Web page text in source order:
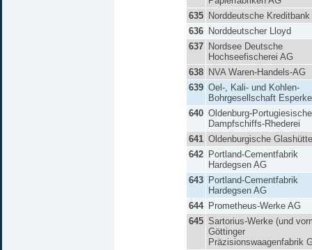
635 Norddeutsche Kreditbank
636 Norddeutscher Lloyd
637 Nordsee Deutsche
Hochseefischerei AG
638 NVA Waren-Handels-AG
639 Oel-, Kali- und Kohlen-
Bohrgesellschaft Esperke
640 Oldenburg-Portugiesische
Dampfschiffs-Rhederei
641 Oldenburgische Glashütte
642 Portland-Cementfabrik
Hardegsen AG
643 Portland-Cementfabrik
Hardegsen AG
644 Prometheus-Werke AG
645 Sartorius-Werke (und
Göttinger
Präzisionswaagenfabrik